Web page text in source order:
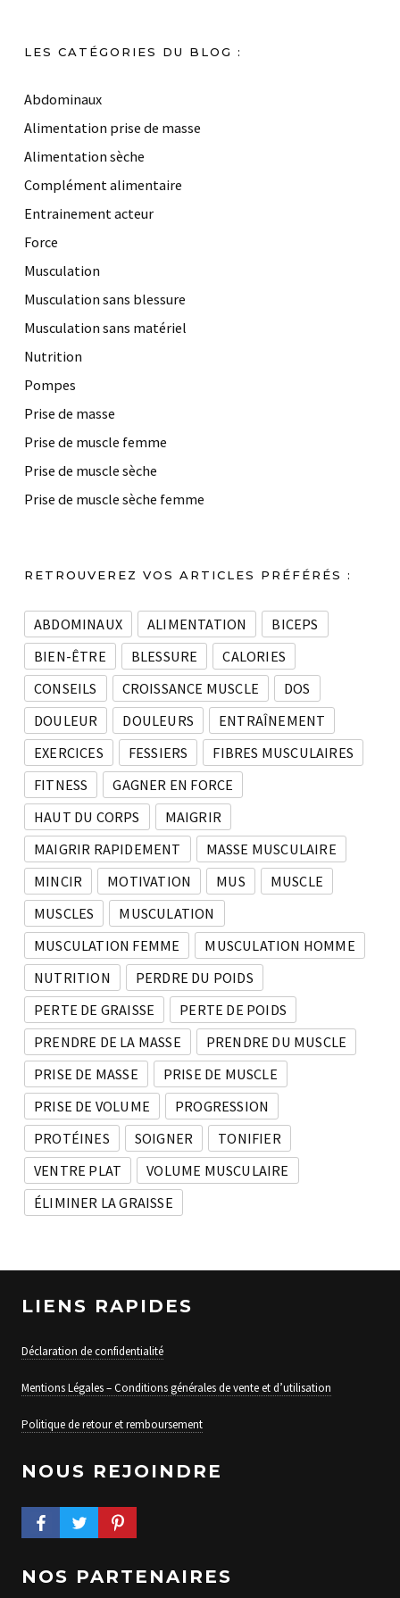
LES CATÉGORIES DU BLOG :
Abdominaux
Alimentation prise de masse
Alimentation sèche
Complément alimentaire
Entrainement acteur
Force
Musculation
Musculation sans blessure
Musculation sans matériel
Nutrition
Pompes
Prise de masse
Prise de muscle femme
Prise de muscle sèche
Prise de muscle sèche femme
RETROUVEREZ VOS ARTICLES PRÉFÉRÉS :
ABDOMINAUX ALIMENTATION
BICEPS
BIEN-ÊTRE
BLESSURE
CALORIES
CONSEILS
CROISSANCE MUSCLE
DOS
DOULEUR
DOULEURS
ENTRAÎNEMENT
EXERCICES
FESSIERS
FIBRES MUSCULAIRES
FITNESS
GAGNER EN FORCE
HAUT DU CORPS
MAIGRIR
MAIGRIR RAPIDEMENT
MASSE MUSCULAIRE
MINCIR
MOTIVATION MUS
MUSCLE
MUSCLES
MUSCULATION
MUSCULATION FEMME
MUSCULATION HOMME
NUTRITION
PERDRE DU POIDS
PERTE DE GRAISSE
PERTE DE POIDS
PRENDRE DE LA MASSE
PRENDRE DU MUSCLE
PRISE DE MASSE
PRISE DE MUSCLE
PRISE DE VOLUME
PROGRESSION
PROTÉINES
SOIGNER
TONIFIER
VENTRE PLAT
VOLUME MUSCULAIRE
ÉLIMINER LA GRAISSE
LIENS RAPIDES
Déclaration de confidentialité
Mentions Légales – Conditions générales de vente et d’utilisation
Politique de retour et remboursement
NOUS REJOINDRE
FACEBOOK PROFILE
TWITTER PROFILEPINTEREST PROFILE
NOS PARTENAIRES